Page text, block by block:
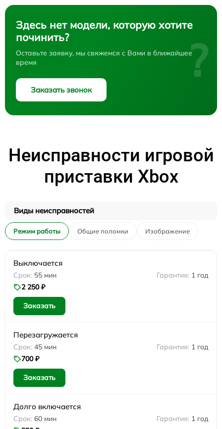
Здесь нет модели, которую хотите
починить?
Оставьте заявку, мы свяжемся с Вами в ближайшее
время
Заказать звонок
?
Неисправности игровой
приставки Xbox
Виды неисправностей
Режим работы Общие поломки Изображение
Выключается
55 мин
1 год
2 250 ₽
Заказать
Перезагружается
45 мин
1 год
700 ₽
Заказать
Долго включается
60 мин
1 год